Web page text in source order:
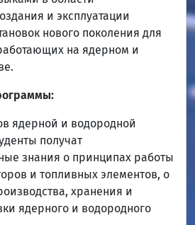
и эксплуатации
нового поколения для
на ядерном и
ядерной и водородной
получат
знания о принципах работы
и топливных элементов, о
хранения и
ядерного и водородного